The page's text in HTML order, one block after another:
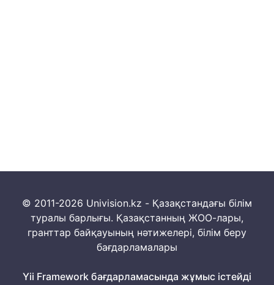
© 2011-2026 Univision.kz - Қазақстандағы білім
туралы барлығы. Қазақстанның ЖОО-лары,
гранттар байқауының нәтижелері, білім беру
бағдарламалары
Yii Framework бағдарламасында жұмыс істейді